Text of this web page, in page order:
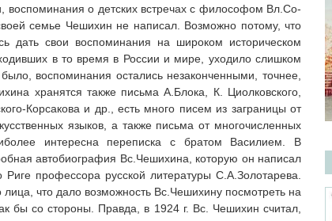
воспоминания о детских встречах с философом Вл.Со-
семье Чешихин не написал. Возможно потому, что
дать свои воспоминания на широком историческом
в то время в России и мире, уходило слишком
воспоминания остались незаконченными, точнее,
хранятся также письма А.Блока, К. Циолковского,
Корсакова и др., есть много писем из заграницы от
языков, а также письма от многочисленных
интересна переписка с братом Василием. В
автобиография Вс.Чешихина, которую он написал
профессора русской литературы С.А.Золотарева.
лица, что дало возможность Вс.Чешихину посмотреть на
бы со стороны. Правда, в 1924 г. Вс. Чешихин считал,